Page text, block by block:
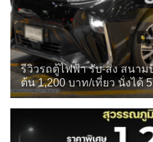
รีวิวรถตู้ไฟฟ้า รับ-ส่ง สนา
ต้น 1,200 บาท/เที่ยว นั่งได้